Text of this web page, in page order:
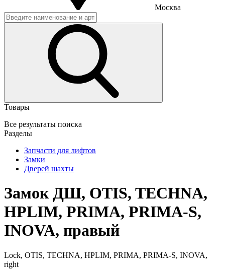
Москва
Товары
Все результаты поиска
Разделы
Запчасти для лифтов
Замки
Дверей шахты
Замок ДШ, OTIS, TECHNA,
HPLIM, PRIMA, PRIMA-S,
INOVA, правый
Lock, OTIS, TECHNA, HPLIM, PRIMA, PRIMA-S, INOVA,
right